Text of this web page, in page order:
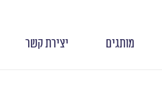
מותגים יצירת קשר